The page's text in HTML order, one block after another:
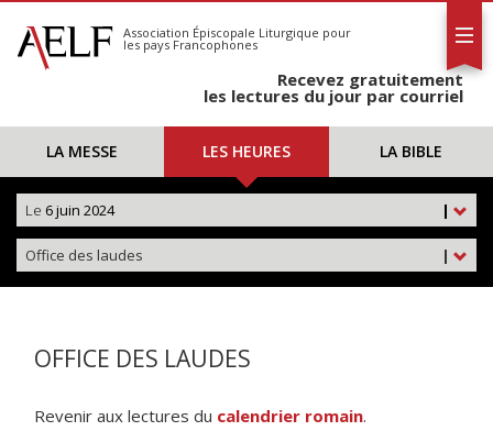
S'abonner
Calendrier
Association Épiscopale Liturgique pour
les pays Francophones
Recevez gratuitement
les lectures du jour par courriel
LA MESSE LES HEURES LA BIBLE
|
Le 6 juin 2024
|
Office des laudes
OFFICE DES LAUDES
Revenir aux lectures du calendrier romain.